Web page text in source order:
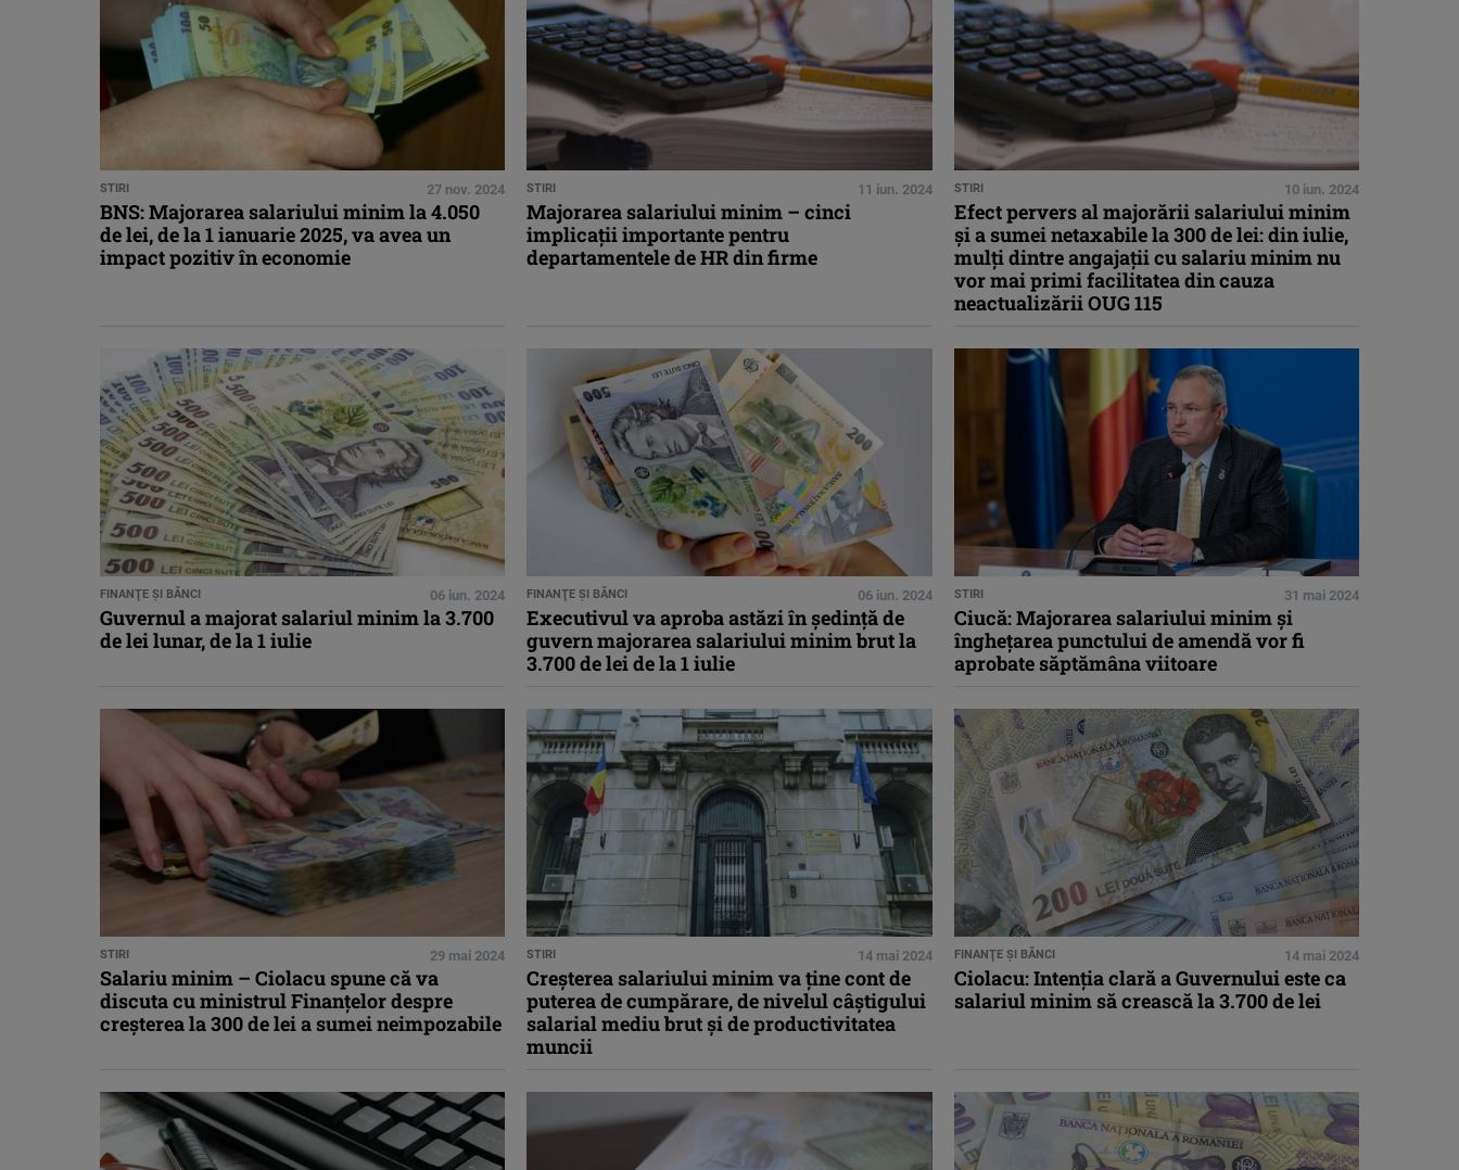
STIRI 27 nov. 2024
BNS: Majorarea salariului minim la 4.050
de lei, de la 1 ianuarie 2025, va avea un
impact pozitiv în economie
STIRI 11 iun. 2024
Majorarea salariului minim – cinci
implicaţii importante pentru
departamentele de HR din firme
STIRI 10 iun. 2024
Efect pervers al majorării salariului minim
şi a sumei netaxabile la 300 de lei: din iulie,
mulţi dintre angajaţii cu salariu minim nu
vor mai primi facilitatea din cauza
neactualizării OUG 115
FINANŢE ŞI BĂNCI 06 iun. 2024
Guvernul a majorat salariul minim la 3.700
de lei lunar, de la 1 iulie
FINANŢE ŞI BĂNCI 06 iun. 2024
Executivul va aproba astăzi în ședinţă de
guvern majorarea salariului minim brut la
3.700 de lei de la 1 iulie
STIRI 31 mai 2024
Ciucă: Majorarea salariului minim şi
îngheţarea punctului de amendă vor fi
aprobate săptămâna viitoare
STIRI 29 mai 2024
Salariu minim – Ciolacu spune că va
discuta cu ministrul Finanţelor despre
creşterea la 300 de lei a sumei neimpozabile
STIRI 14 mai 2024
Creșterea salariului minim va ține cont de
puterea de cumpărare, de nivelul câştigului
salarial mediu brut şi de productivitatea
muncii
FINANŢE ŞI BĂNCI 14 mai 2024
Ciolacu: Intenţia clară a Guvernului este ca
salariul minim să crească la 3.700 de lei